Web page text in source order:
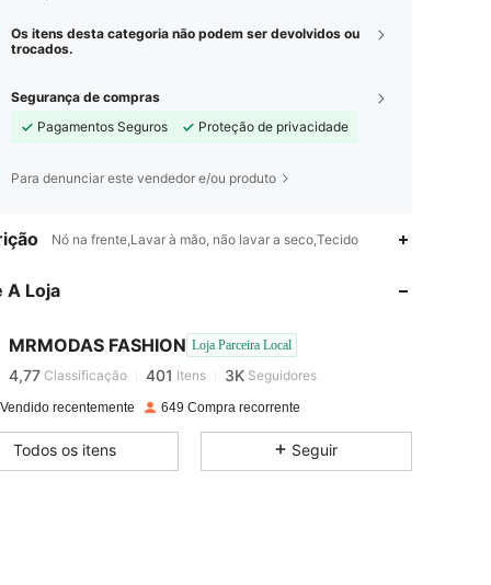
Os itens desta categoria não podem ser devolvidos ou
trocados.
Segurança de compras
Pagamentos Seguros
Proteção de privacidade
Para denunciar este vendedor e/ou produto
Nó na frente,Lavar à mão, não lavar a seco,Tecido
A Loja
MRMODAS FASHION Loja Parceira Local
4,77 401 3K
4,77 Classificação 401 Itens 3K Seguidores
4,77
recentemente 649 Compra recorrente
Todos os itens Seguir